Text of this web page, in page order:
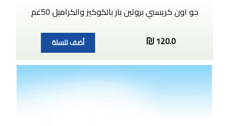
جو اون كريسبي بروتين بار بالكوكيز والكراميل 50غم
120.0
أضف للسلة